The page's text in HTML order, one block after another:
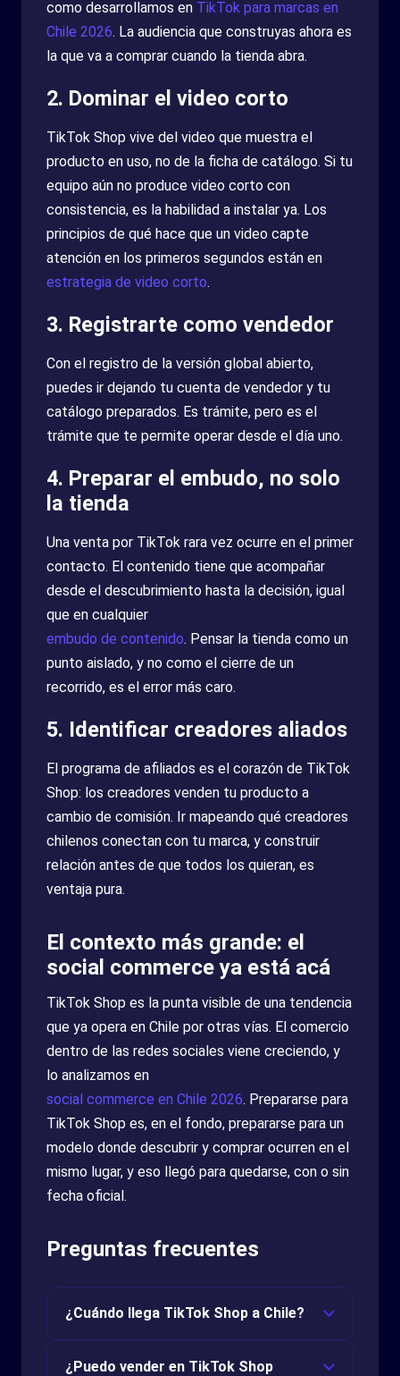
como desarrollamos en TikTok para marcas en
Chile 2026. La audiencia que construyas ahora es
la que va a comprar cuando la tienda abra.
2. Dominar el video corto
TikTok Shop vive del video que muestra el
producto en uso, no de la ficha de catálogo. Si tu
equipo aún no produce video corto con
consistencia, es la habilidad a instalar ya. Los
principios de qué hace que un video capte
atención en los primeros segundos están en
estrategia de video corto.
3. Registrarte como vendedor
Con el registro de la versión global abierto,
puedes ir dejando tu cuenta de vendedor y tu
catálogo preparados. Es trámite, pero es el
trámite que te permite operar desde el día uno.
4. Preparar el embudo, no solo
la tienda
Una venta por TikTok rara vez ocurre en el primer
contacto. El contenido tiene que acompañar
desde el descubrimiento hasta la decisión, igual
que en cualquier
embudo de contenido. Pensar la tienda como un
punto aislado, y no como el cierre de un
recorrido, es el error más caro.
5. Identificar creadores aliados
El programa de afiliados es el corazón de TikTok
Shop: los creadores venden tu producto a
cambio de comisión. Ir mapeando qué creadores
chilenos conectan con tu marca, y construir
relación antes de que todos los quieran, es
ventaja pura.
El contexto más grande: el
social commerce ya está acá
TikTok Shop es la punta visible de una tendencia
que ya opera en Chile por otras vías. El comercio
dentro de las redes sociales viene creciendo, y
lo analizamos en
social commerce en Chile 2026. Prepararse para
TikTok Shop es, en el fondo, prepararse para un
modelo donde descubrir y comprar ocurren en el
mismo lugar, y eso llegó para quedarse, con o sin
fecha oficial.
Preguntas frecuentes
¿Cuándo llega TikTok Shop a Chile?
¿Puedo vender en TikTok Shop